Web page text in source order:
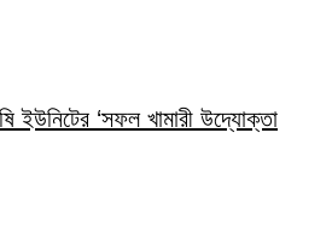
ইউনিটের ‘সফল খামারী উদ্যোক্তা